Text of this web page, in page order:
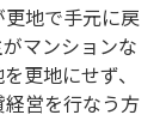
地で手元に戻
マンションな
更地にせず、
営を行なう方